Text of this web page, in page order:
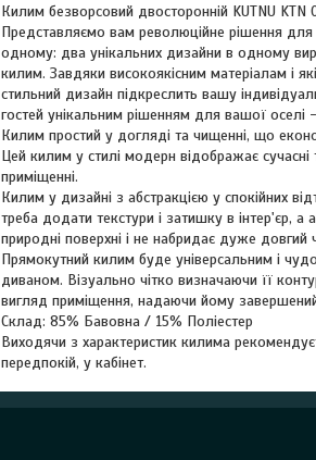
Килим безворсовий двосторонній KUTNU KTN
Представляємо вам революційне рішення
одному: два унікальних дизайни в одному
килим. Завдяки високоякісним матеріалам і
стильний дизайн підкреслить вашу
гостей унікальним рішенням для вашої
Килим простий у догляді та чищенні, що
Цей килим у стилі модерн відображає
приміщенні.
Килим у дизайні з абстракцією у спокійних
треба додати текстури і затишку в інтер'єр,
природні поверхні і не набридає дуже
Прямокутний килим буде універсальним і
диваном. Візуально чітко визначаючи її
вигляд приміщення, надаючи йому завершений
Склад: 85% Бавовна / 15% Поліестер
Виходячи з характеристик килима
передпокій, у кабінет.